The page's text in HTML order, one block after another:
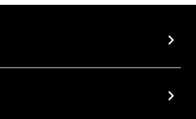
chevron_right
chevron_right